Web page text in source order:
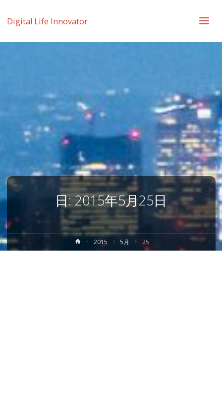
Digital Life Innovator
日:2015年5月25日
ホ
ー
2015 5月 25